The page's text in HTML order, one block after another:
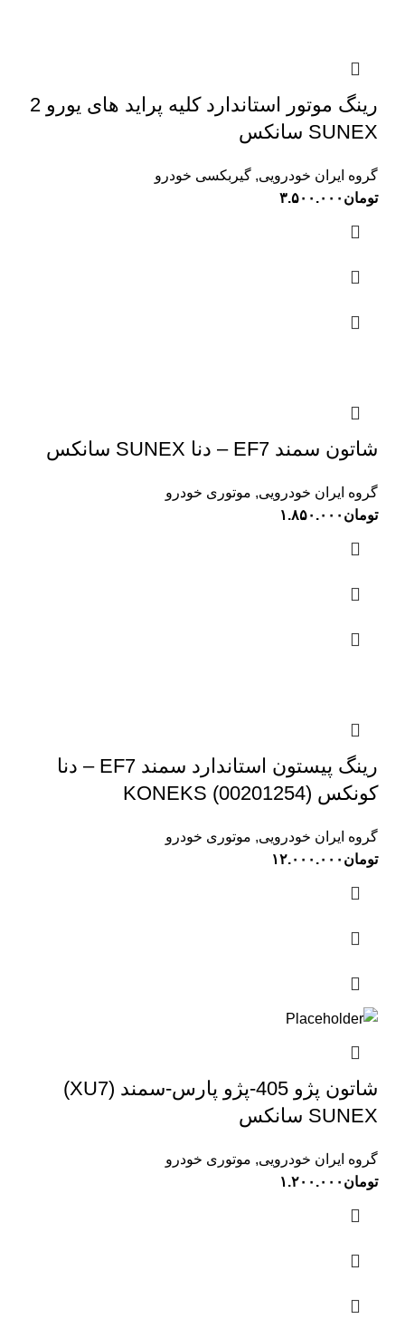
رینگ موتور استاندارد کلیه پراید های یورو 2
SUNEX سانکس
گروه ایران خودرویی, گیربکسی خودرو
تومان ۳.۵۰۰.۰۰۰
شاتون سمند EF7 – دنا SUNEX سانکس
گروه ایران خودرویی, موتوری خودرو
تومان ۱.۸۵۰.۰۰۰
رینگ پیستون استاندارد سمند EF7 – دنا
کونکس KONEKS (00201254)
گروه ایران خودرویی, موتوری خودرو
تومان ۱۲.۰۰۰.۰۰۰
شاتون پژو 405-پژو پارس-سمند (XU7)
SUNEX سانکس
گروه ایران خودرویی, موتوری خودرو
تومان ۱.۲۰۰.۰۰۰